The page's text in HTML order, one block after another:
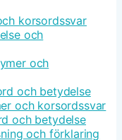
korsordssvar
och
och
och betydelse
och korsordssvar
och betydelse
och förklaring